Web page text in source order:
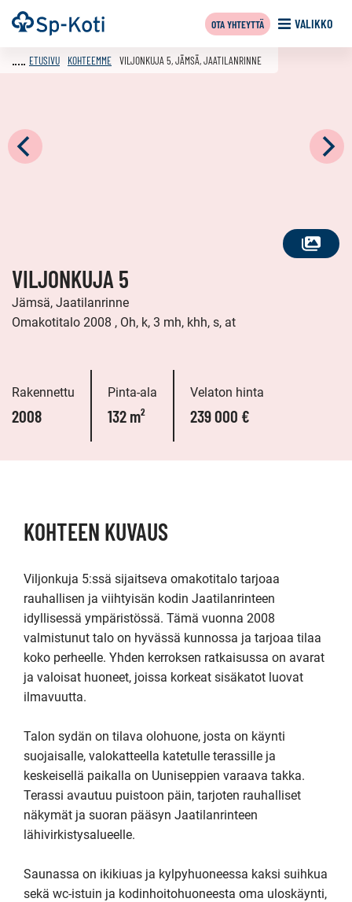
Siirry
sisältöön
Etusivu VALIKKO
OTA YHTEYTTÄ
KATSO
ETUSIVU KOHTEEMME VILJONKUJA 5, JÄMSÄ, JAATILANRINNE
VILJONKUJA 5
Jämsä, Jaatilanrinne
Omakotitalo 2008 , Oh, k, 3 mh, khh, s, at
Rakennettu
2008
Pinta-ala
132 m²
Velaton hinta
239 000 €
KOHTEEN KUVAUS
Viljonkuja 5:ssä sijaitseva omakotitalo tarjoaa
rauhallisen ja viihtyisän kodin Jaatilanrinteen
idyllisessä ympäristössä. Tämä vuonna 2008
valmistunut talo on hyvässä kunnossa ja tarjoaa tilaa
koko perheelle. Yhden kerroksen ratkaisussa on avarat
ja valoisat huoneet, joissa korkeat sisäkatot luovat
ilmavuutta.
Talon sydän on tilava olohuone, josta on käynti
suojaisalle, valokatteella katetulle terassille ja
keskeisellä paikalla on Uuniseppien varaava takka.
Terassi avautuu puistoon päin, tarjoten rauhalliset
näkymät ja suoran pääsyn Jaatilanrinteen
lähivirkistysalueelle.
Saunassa on ikikiuas ja kylpyhuoneessa kaksi suihkua
sekä wc-istuin ja kodinhoitohuoneesta oma uloskäynti,